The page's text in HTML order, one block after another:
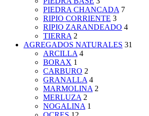
PIEDRA CHANCADA 7
RIPIO CORRIENTE 3
RIPIO ZARANDEADO 4
TIERRA 2
AGREGADOS NATURALES 31
ARCILLA 4
BORAX 1
CARBURO 2
GRANALLA 4
MARMOLINA 2
MERLUZA 2
NOGALINA 1